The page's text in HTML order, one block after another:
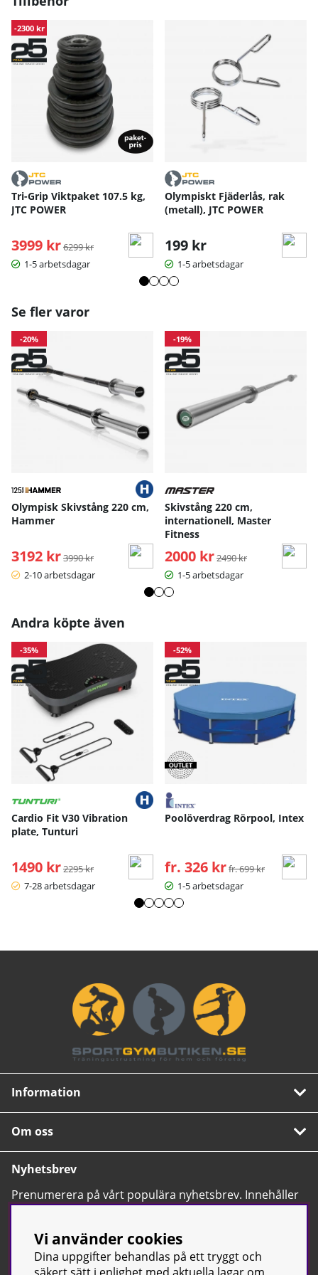
Om du letar efter styrketräningsutrustning som
kombinerar hållbarhet, precision och flexibilitet – då är
OmniGrip Barbell det självklara valet. En investering i
teknik, form och resultat.
-2300 kr
Tri-Grip Viktpaket 107.5 kg,
JTC POWER
3999 kr Ordinarie pris:
6299 kr
1-5 arbetsdagar
Olympiskt Fjäderlås, rak
(metall), JTC POWER
199 kr
1-5 arbetsdagar
Se fler varor
-20%
Olympisk Skivstång 220 cm,
Hammer
3192 kr Ordinarie pris:
3990 kr
2-10 arbetsdagar
-19%
Skivstång 220 cm,
internationell, Master
Fitness
2000 kr Ordinarie pris:
2490 kr
1-5 arbetsdagar
Andra köpte även
-35%
Cardio Fit V30 Vibration
plate, Tunturi
1490 kr Ordinarie pris:
2295 kr
7-28 arbetsdagar
-52%
Poolöverdrag Rörpool, Intex
fr. 326 kr Ordinarie pris:
fr. 699 kr
1-5 arbetsdagar
Information
Om oss
Nyhetsbrev
Prenumerera på vårt populära nyhetsbrev. Innehåller
tips, nyheter och våra allra bästa erbjudanden.
Vi använder cookies
Dina uppgifter behandlas på ett tryggt och